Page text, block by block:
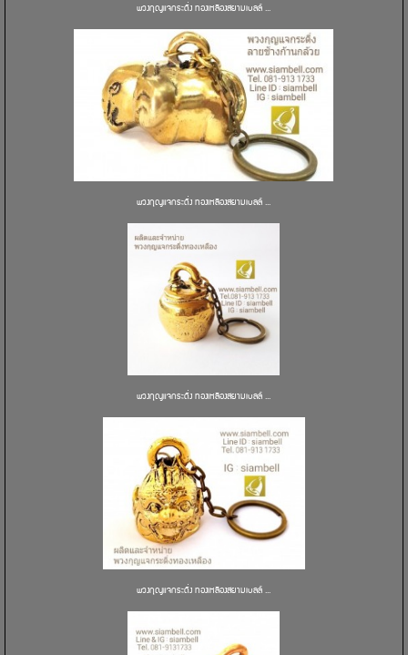
พวงกุญแจกระดิ่ง ทองเหลืองสยามเบลล์ ...
พวงกุญแจกระดิ่ง ทองเหลืองสยามเบลล์ ...
พวงกุญแจกระดิ่ง ทองเหลืองสยามเบลล์ ...
พวงกุญแจกระดิ่ง ทองเหลืองสยามเบลล์ ...